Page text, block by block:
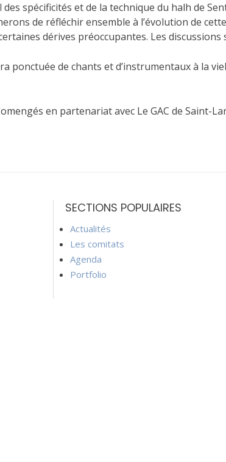
spécificités et de la technique du halh de
de réfléchir ensemble à l’évolution de
dérives préoccupantes. Les
ponctuée de chants et d’instrumentaux à la
en partenariat avec Le GAC de Saint-
SECTIONS POPULAIRES
Actualités
Les comitats
Agenda
Portfolio